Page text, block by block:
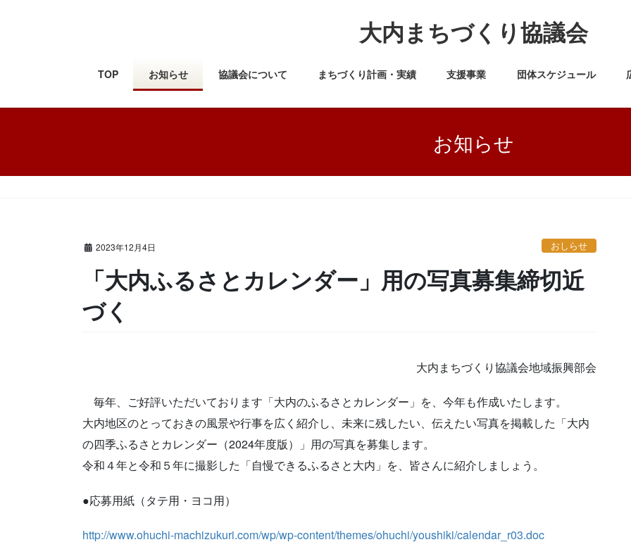
移
ン
大内まちづくり協議会
TOP お知らせ 協議会について まちづくり計画・実績 支援事業 団体スケジュール
お知らせ
2023年12月4日 おしらせ
「大内ふるさとカレンダー」用の写真募集締切近
づく
大内まちづくり協議会地域振興部会
毎年、ご好評いただいております「大内のふるさとカレンダー」を、今年も作成いたします。
大内地区のとっておきの風景や行事を広く紹介し、未来に残したい、伝えたい写真を掲載した「大内
の四季ふるさとカレンダー（2024年度版）」用の写真を募集します。
令和４年と令和５年に撮影した「自慢できるふるさと大内」を、皆さんに紹介しましょう。
●応募用紙（タテ用・ヨコ用）
http://www.ohuchi-machizukuri.com/wp/wp-content/themes/ohuchi/youshiki/calendar_r03.doc